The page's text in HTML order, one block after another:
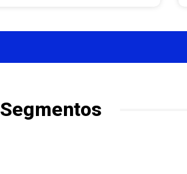
Segmentos